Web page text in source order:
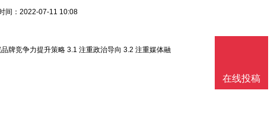
间：2022-07-11 10:08
牌竞争力提升策略 3.1 注重政治导向 3.2 注重媒体融
在线投稿